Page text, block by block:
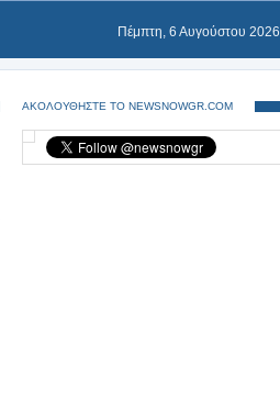
Πέμπτη, 6 Αυγούστου 2026
ΑΚΟΛΟΥΘΗΣΤΕ ΤΟ NEWSNOWGR.COM